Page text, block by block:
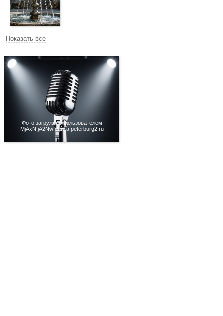
Показать все
Фото загружено пользователем
MjAxN jA2Nw сайта peterburg2.ru